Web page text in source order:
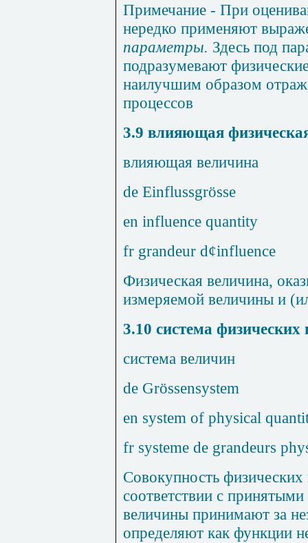
Примечание - При
нередко применяют
параметры. Здесь под
подразумевают
наилучшим образом
процессов
3.9 влияющая
влияющая величина
de Einflussgrösse
en influence quantity
fr grandeur d¢influence
Физическая величина,
измеряемой величины и
3.10 система физических
система величин
de Grössensystem
en system of physical
fr systeme de grandeurs
Совокупность физических
соответствии с
величины принимают за
определяют как функции